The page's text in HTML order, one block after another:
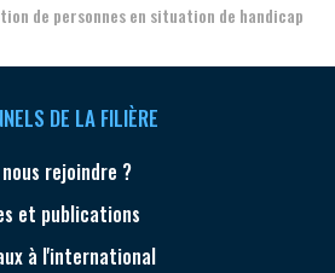
personnes en situation de handicap
DE LA FILIÈRE
rejoindre ?
et publications
à l'international